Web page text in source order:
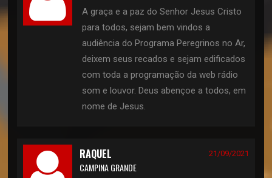
A graça e a paz do Senhor Jesus Cristo
para todos, sejam bem vindos a
audiência do Programa Peregrinos no Ar,
deixem seus recados e sejam edificados
com toda a programação da web rádio
som e louvor. Deus abençoe a todos, em
nome de Jesus.
RAQUEL 21/09/2021
CAMPINA GRANDE